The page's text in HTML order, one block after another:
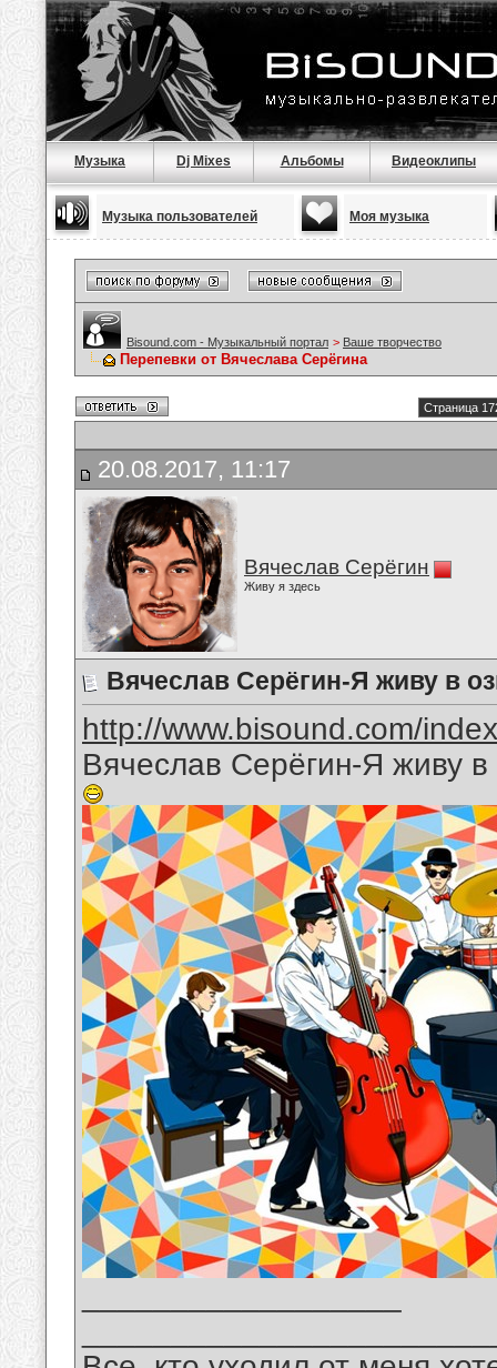
Музыка Dj Mixes Альбомы Видеоклипы
Музыка пользователей Моя музыка
Bisound.com - Музыкальный портал > Ваше творчество
Перепевки от Вячеслава Серёгина
Страница
20.08.2017, 11:17
Вячеслав Серёгин
Живу я здесь
Вячеслав Серёгин-Я живу в
http://www.bisound.com/
Вячеслав Серёгин-Я живу в